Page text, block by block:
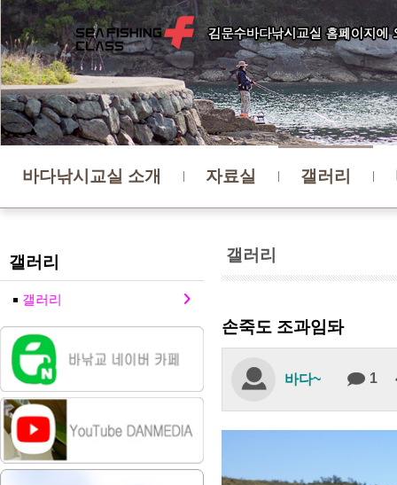
바다낚시교실 소개 자료실 갤러리
갤러리
갤러리
갤러리
손죽도 조과임돠
바다~ 1